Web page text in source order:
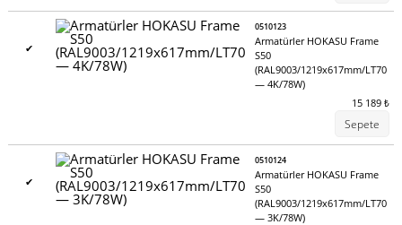
✔
0510123
Armatürler HOKASU Frame
S50
(RAL9003/1219x617mm/LT70
— 4K/78W)
15 189₺
Sepete
✔
0510124
Armatürler HOKASU Frame
S50
(RAL9003/1219x617mm/LT70
— 3K/78W)